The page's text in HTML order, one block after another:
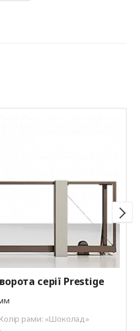
серії Prestige
рами: «Шоколад»